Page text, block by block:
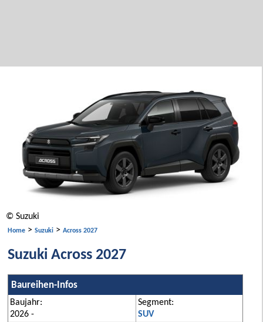
© Suzuki
Home > Suzuki > Across 2027
Suzuki Across 2027
Baureihen-Infos
Baujahr:
2026 -
Segment:
SUV